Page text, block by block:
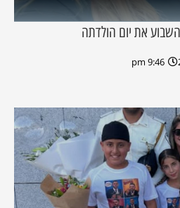
את יום הולדתה
9:46 pm